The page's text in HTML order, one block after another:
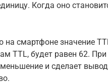
Когда оно
на смартфоне значение
TTL, будет равен 62. При
и сделает